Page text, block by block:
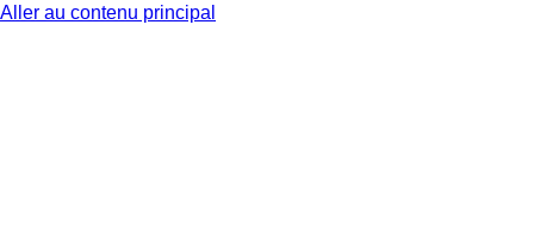
Aller au contenu principal